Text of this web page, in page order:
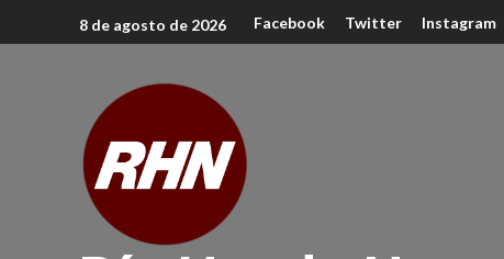
8 de agosto de 2026 Facebook Twitter Instagram